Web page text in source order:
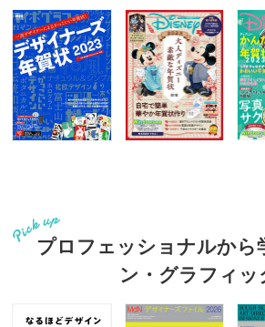
プロフェッショナルから
ン・グラフィッ